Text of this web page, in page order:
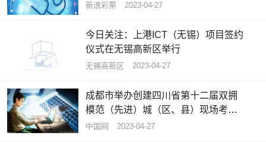
新浪彩票 2023-04-27
今日关注：上港ICT（无锡）项目签约
仪式在无锡高新区举行
无锡高新区 2023-04-27
成都市举办创建四川省第十二届双拥
模范（先进）城（区、县）现场考评
会|快看点
中国网 2023-04-27